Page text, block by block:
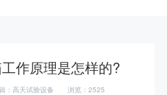
作原理是怎样的?
：高天试验设备 浏览：2525